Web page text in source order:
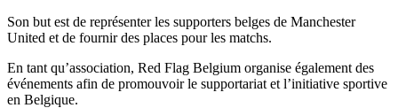
Son but est de représenter les supporters belges de Manchester
United et de fournir des places pour les matchs.
En tant qu’association, Red Flag Belgium organise également des
événements afin de promouvoir le supportariat et l’initiative sportive
en Belgique.